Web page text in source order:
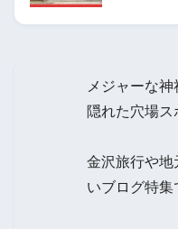
メジャーな
隠れた穴場
金沢旅行や地
いブログ特集